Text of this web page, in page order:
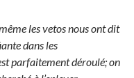
les vetos nous ont dit
dans les
parfaitement déroulé; on